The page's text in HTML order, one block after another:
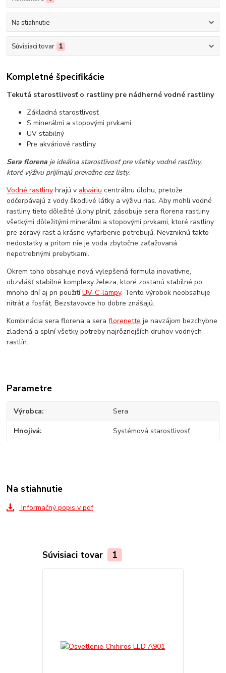
Na stiahnutie
Súvisiaci tovar 1
Kompletné špecifikácie
Tekutá starostlivosť o rastliny pre nádherné vodné rastliny
Základná starostlivosť
S minerálmi a stopovými prvkami
UV stabilný
Pre akváriové rastliny
Sera florena je ideálna starostlivosť pre všetky vodné rastliny,
ktoré výživu prijímajú prevažne cez listy.
Vodné rastliny hrajú v akváriu centrálnu úlohu, pretože
odčerpávajú z vody škodlivé látky a výživu rias. Aby mohli vodné
rastliny tieto dôležité úlohy plniť, zásobuje sera florena rastliny
všetkými dôležitými minerálmi a stopovými prvkami, ktoré rastliny
pre zdravý rast a krásne vyfarbenie potrebujú. Nevzniknú takto
nedostatky a pritom nie je voda zbytočne zaťažovaná
nepotrebnými prebytkami.
Okrem toho obsahuje nová vylepšená formula inovatívne,
obzvlášť stabilné komplexy železa, ktoré zostanú stabilné po
mnoho dní aj pri použitíUV-C-lampy. Tento výrobok neobsahuje
nitrát a fosfát. Bezstavovce ho dobre znášajú.
Kombinácia sera florena a seraflorenette je navzájom bezchybne
zladená a splní všetky potreby najrôznejších druhov vodných
rastlín.
Parametre
Výrobca Sera
Hnojivá Systémová starostlivosť
Na stiahnutie
Informačný popis v pdf
Súvisiaci tovar 1